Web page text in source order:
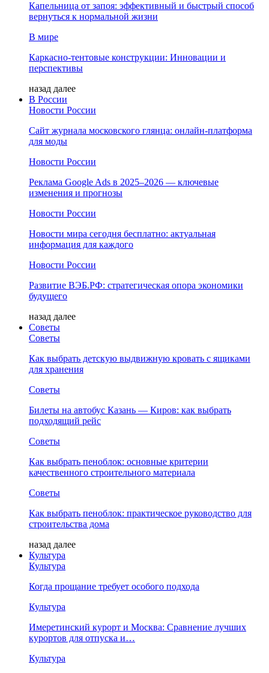
Капельница от запоя: эффективный и быстрый способ
вернуться к нормальной жизни
В мире
Каркасно-тентовые конструкции: Инновации и
перспективы
назад далее
В России
Новости России
Сайт журнала московского глянца: онлайн‑платформа
для моды
Новости России
Реклама Google Ads в 2025–2026 — ключевые
изменения и прогнозы
Новости России
Новости мира сегодня бесплатно: актуальная
информация для каждого
Новости России
Развитие ВЭБ.РФ: стратегическая опора экономики
будущего
назад далее
Советы
Советы
Как выбрать детскую выдвижную кровать с ящиками
для хранения
Советы
Билеты на автобус Казань — Киров: как выбрать
подходящий рейс
Советы
Как выбрать пеноблок: основные критерии
качественного строительного материала
Советы
Как выбрать пеноблок: практическое руководство для
строительства дома
назад далее
Культура
Культура
Когда прощание требует особого подхода
Культура
Имеретинский курорт и Москва: Сравнение лучших
курортов для отпуска и…
Культура